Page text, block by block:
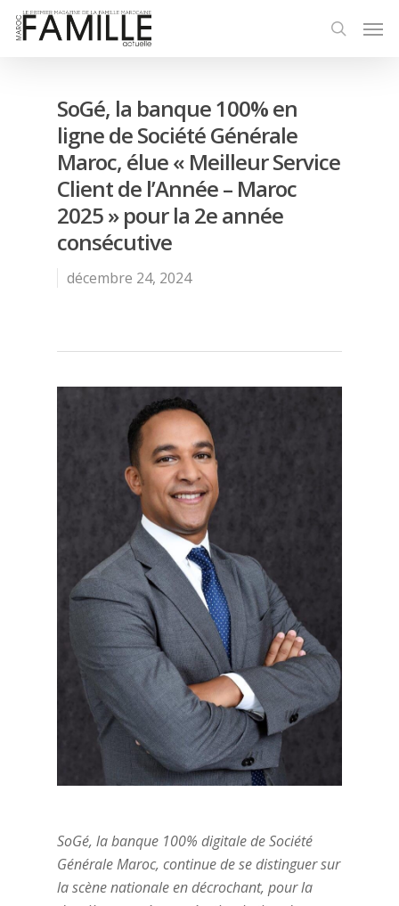
SoGé, la banque 100% en
ligne de Société Générale
Maroc, élue « Meilleur Service
Client de l’Année – Maroc
2025 » pour la 2e année
consécutive
décembre 24, 2024
SoGé, la banque 100% digitale de Société
Générale Maroc, continue de se distinguer sur
la scène nationale en décrochant, pour la